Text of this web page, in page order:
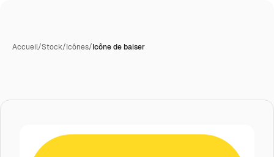
Accueil/Stock/Icônes/Icône de baiser